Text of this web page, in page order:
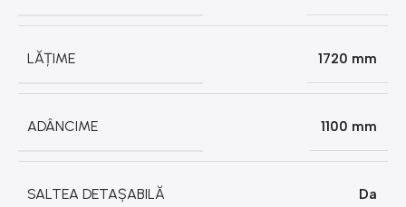
LĂȚIME 1720 mm
ADÂNCIME 1100 mm
SALTEA DETAȘABILĂ Da